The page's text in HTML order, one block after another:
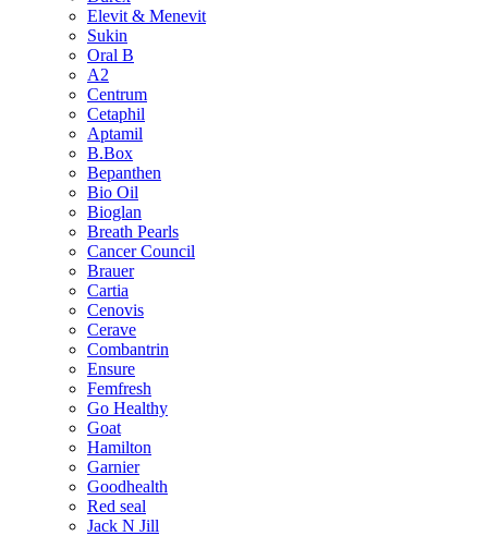
Elevit & Menevit
Sukin
Oral B
A2
Centrum
Cetaphil
Aptamil
B.Box
Bepanthen
Bio Oil
Bioglan
Breath Pearls
Cancer Council
Brauer
Cartia
Cenovis
Cerave
Combantrin
Ensure
Femfresh
Go Healthy
Goat
Hamilton
Garnier
Goodhealth
Red seal
Jack N Jill